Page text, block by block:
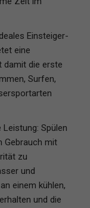
Einsteiger-
eine
damit die erste
Surfen,
Spülen
Gebrauch mit
zu
und
einem kühlen,
und die